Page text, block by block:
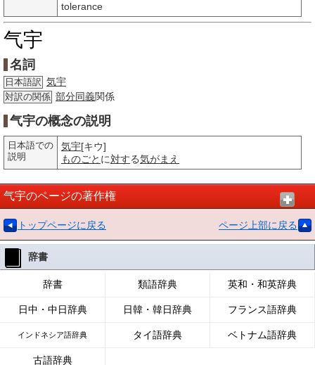
tolerance
气宇
名詞
日本語訳 気宇
対訳の関係 部分同義関係
气宇の概念の説明
日本語での
説明
気宇[キウ]
ものごと に対する気がまえ
气宇のページの著作権
トップページに戻る ページ上部に戻る
辞書
辞書 類語辞典 英和・和英辞典
日中・中日辞典 日韓・韓日辞典 フランス語辞典
インドネシア語辞典 タイ語辞典 ベトナム語辞典
古語辞典